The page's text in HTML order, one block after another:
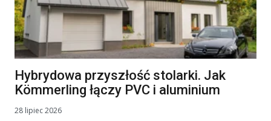
Hybrydowa przyszłość stolarki. Jak
Kömmerling łączy PVC i aluminium
28 lipiec 2026